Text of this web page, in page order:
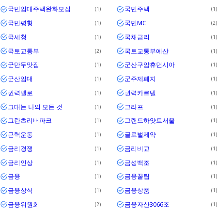
국민임대주택완화모집 1 국민주택 1
국민평형 1 국민MC 2
국세청 1 국채금리 1
국토교통부 2 국토교통부예산 1
군만두맛집 1 군산구암휴먼시아 1
군산임대 1 군주제폐지 1
권력멜로 1 권력카르텔 1
그대는 나의 모든 것 1 그라프 1
그란츠리버파크 1 그랜드하얏트서울 1
근력운동 1 글로벌제약 1
금리경쟁 1 금리비교 1
금리인상 1 금성백조 1
금융 1 금융꿀팁 1
금융상식 1 금융상품 1
금융위원회 2 금융자산3066조 1